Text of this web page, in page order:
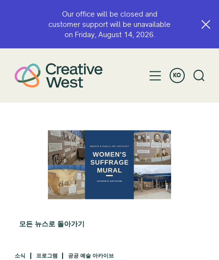
Our office will be closed and
customer support will be unavailable
on Friday, August 14, 2026.
KO
모든 뉴스로 돌아가기
소식 프로그램 공공 예술 아카이브